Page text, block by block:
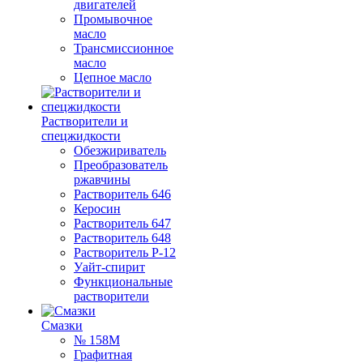
двигателей
Промывочное
масло
Трансмиссионное
масло
Цепное масло
Растворители и
спецжидкости
Обезжириватель
Преобразователь
ржавчины
Растворитель 646
Керосин
Растворитель 647
Растворитель 648
Растворитель Р-12
Уайт-спирит
Функциональные
растворители
Смазки
№ 158М
Графитная